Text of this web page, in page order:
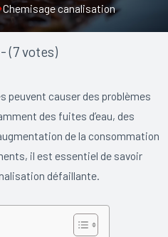
Chemisage canalisation
(7 votes)
peuvent causer des problèmes
des fuites d’eau, des
de la consommation
il est essentiel de savoir
défaillante.